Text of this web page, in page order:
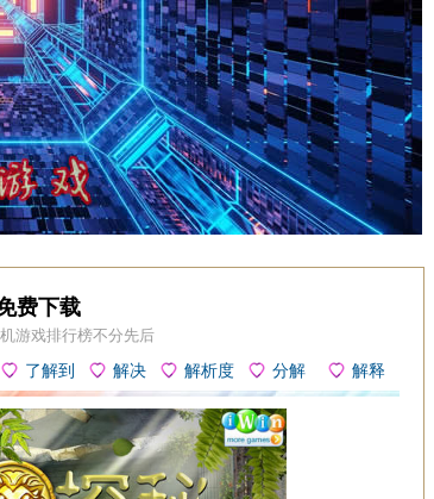
费下载
游戏排行榜不分先后
了解到 解决 解析度 分解 解释